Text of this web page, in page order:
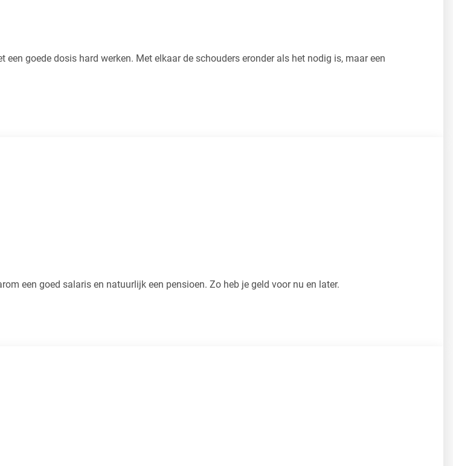
goede dosis hard werken. Met elkaar de schouders eronder als het nodig is, maar een
een goed salaris en natuurlijk een pensioen. Zo heb je geld voor nu en later.